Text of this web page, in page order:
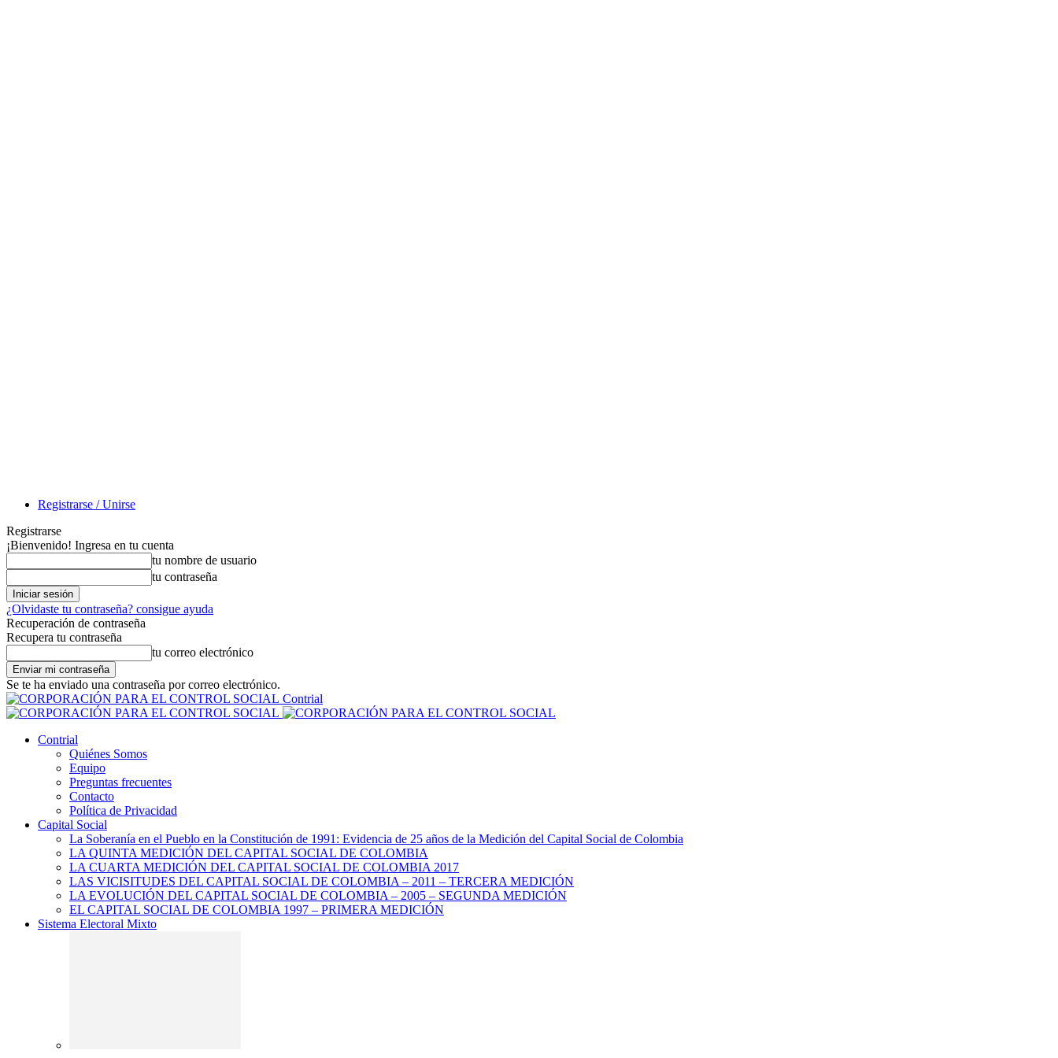
Registrarse / Unirse
Registrarse
¡Bienvenido! Ingresa en tu cuenta
tu nombre de usuario
tu contraseña
¿Olvidaste tu contraseña? consigue ayuda
Recuperación de contraseña
Recupera tu contraseña
tu correo electrónico
Se te ha enviado una contraseña por correo electrónico.
Contrial
Contrial
Quiénes Somos
Equipo
Preguntas frecuentes
Contacto
Política de Privacidad
Capital Social
La Soberanía en el Pueblo en la Constitución de 1991: Evidencia de 25 años de la Medición del Capital Social de Colombia
LA QUINTA MEDICIÓN DEL CAPITAL SOCIAL DE COLOMBIA
LA CUARTA MEDICIÓN DEL CAPITAL SOCIAL DE COLOMBIA 2017
LAS VICISITUDES DEL CAPITAL SOCIAL DE COLOMBIA – 2011 – TERCERA MEDICIÓN
LA EVOLUCIÓN DEL CAPITAL SOCIAL DE COLOMBIA – 2005 – SEGUNDA MEDICIÓN
EL CAPITAL SOCIAL DE COLOMBIA 1997 – PRIMERA MEDICIÓN
Sistema Electoral Mixto